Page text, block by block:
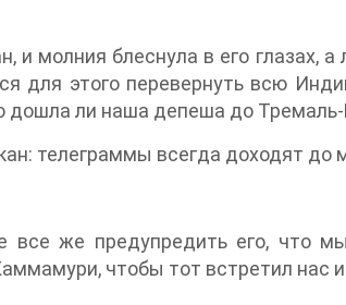
и молния блеснула в его глазах,
для этого перевернуть всю
дошла ли наша депеша до
телеграммы всегда доходят до
же предупредить его, что
чтобы тот встретил нас